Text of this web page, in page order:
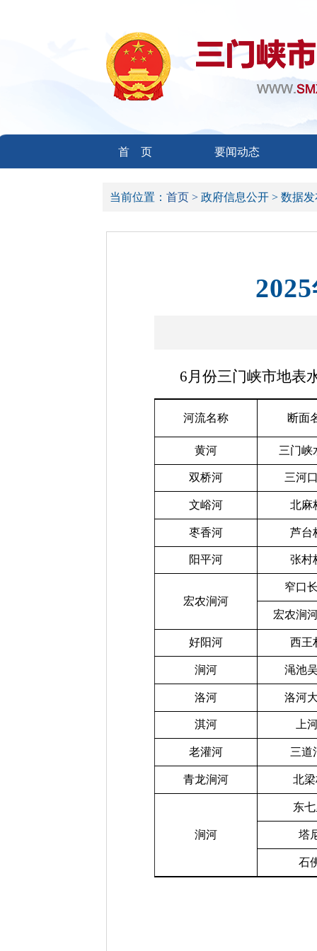
首 页 要闻动态
当前位置： 首页 > 政府信息公开 > 数据
6月份三门峡市地表
河流名称 断面
黄河 三门峡
双桥河 三河
文峪河 北麻
枣香河 芦台
阳平河 张村
宏农涧河
窄口
宏农涧
好阳河 西王
涧河 渑池
洛河 洛河
淇河 上
老灌河 三道
青龙涧河 北
涧河
东
塔
石